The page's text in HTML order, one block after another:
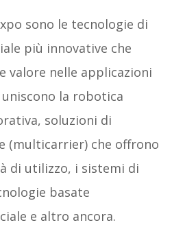
sono le tecnologie di
più innovative che
valore nelle applicazioni
la robotica
soluzioni di
(multicarrier) che offrono
di utilizzo, i sistemi di
basate
e altro ancora.